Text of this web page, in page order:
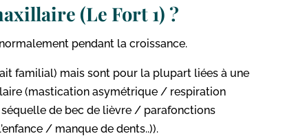
(Le Fort 1) ?
pendant la croissance.
familial) mais sont pour la plupart liées à une
(mastication asymétrique / respiration
de bec de lièvre / parafonctions
/ manque de dents..)).